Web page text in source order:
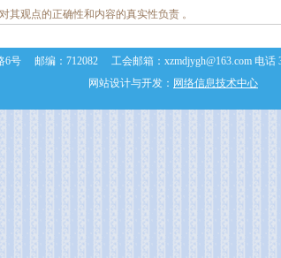
观点的正确性和内容的真实性负责 。
号 邮编：712082 工会邮箱：xzmdjygh@163.com 电话
与开发： 网络信息技术中心